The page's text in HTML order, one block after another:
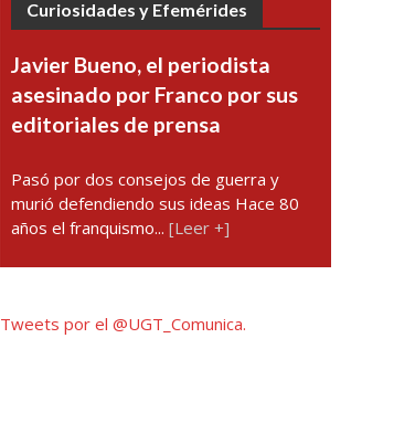
Curiosidades y Efemérides
Javier Bueno, el periodista
asesinado por Franco por sus
editoriales de prensa
Pasó por dos consejos de guerra y
murió defendiendo sus ideas Hace 80
años el franquismo...[Leer +]
Tweets por el @UGT_Comunica.